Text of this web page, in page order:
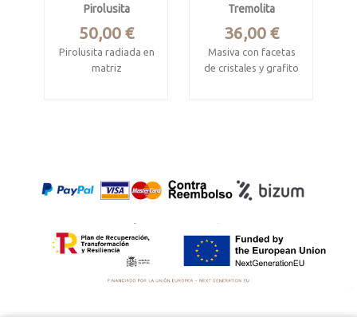
Pirolusita
Precio
50,00 €
Pirolusita radiada en
matriz
cm.
Tremolita
Precio
36,00 €
Masiva con facetas
de cristales y grafito
cm